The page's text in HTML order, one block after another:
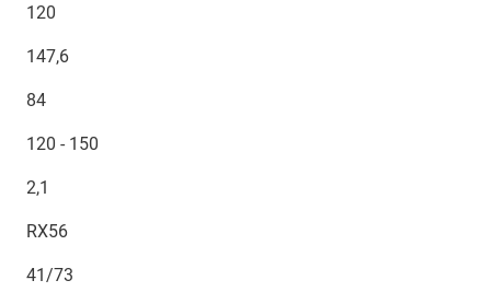
120
147,6
84
120 - 150
2,1
RX56
41/73